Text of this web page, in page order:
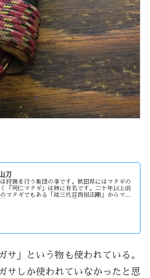
刀
狩猟を行う集団の事です。秋田県にはマタギの
「阿仁マタギ」は特に有名です。二十年以上前
マタギでもある「故三代目西根正剛」からマタ
サ」という物も使われている。
サしか使われていなかったと思